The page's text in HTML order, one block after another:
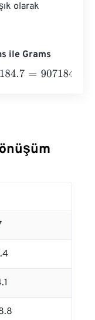
olarak
ile Grams
Grams